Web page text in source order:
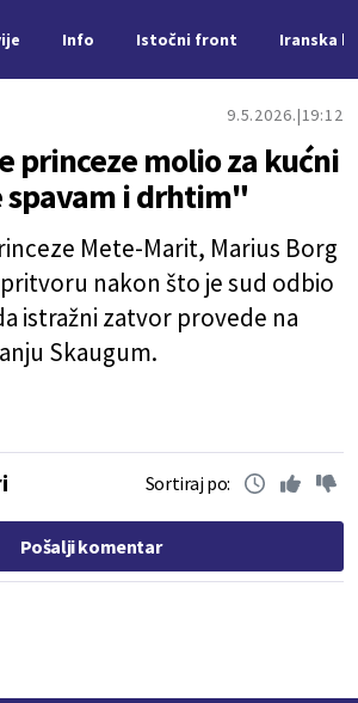
Info Istočni front Iranska
9.5.2026. 19:12
princeze molio za kućni
i drhtim"
Mete-Marit, Marius Borg
nakon što je sud odbio
istražni zatvor provede na
Skaugum.
Sortiraj po:
Pošalji komentar